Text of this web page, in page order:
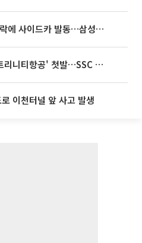
코스피, 장중 5%대 급락에 사이드카 발동…삼성·SK 동반 폭락
티웨이항공, 새 이름 '트리니티항공' 첫발…SSC 전략 본격화
이천터널 앞 사고 발생